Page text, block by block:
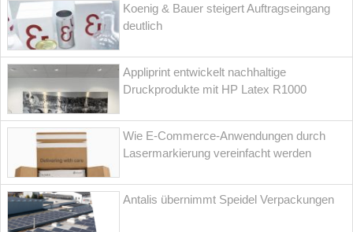
Koenig & Bauer steigert Auftragseingang
deutlich
Appliprint entwickelt nachhaltige
Druckprodukte mit HP Latex R1000
Wie E-Commerce-Anwendungen durch
Lasermarkierung vereinfacht werden
Antalis übernimmt Speidel Verpackungen